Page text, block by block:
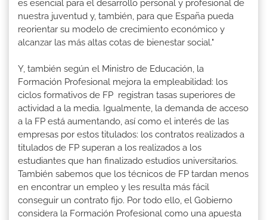
es esencial para el desarrollo personal y profesional de
nuestra juventud y, también, para que España pueda
reorientar su modelo de crecimiento económico y
alcanzar las más altas cotas de bienestar social."
Y, también según el Ministro de Educación, la
Formación Profesional mejora la empleabilidad: los
ciclos formativos de FP registran tasas superiores de
actividad a la media. Igualmente, la demanda de acceso
a la FP está aumentando, así como el interés de las
empresas por estos titulados: los contratos realizados a
titulados de FP superan a los realizados a los
estudiantes que han finalizado estudios universitarios.
También sabemos que los técnicos de FP tardan menos
en encontrar un empleo y les resulta más fácil
conseguir un contrato fijo. Por todo ello, el Gobierno
considera la Formación Profesional como una apuesta